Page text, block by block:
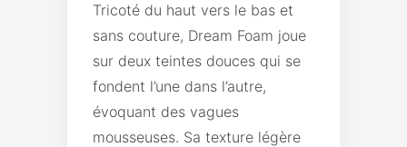
Tricoté du haut vers le bas et
sans couture, Dream Foam joue
sur deux teintes douces qui se
fondent l’une dans l’autre,
évoquant des vagues
mousseuses. Sa texture légère